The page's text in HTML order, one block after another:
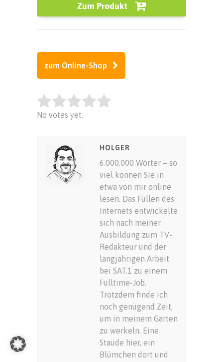
Zum Produkt
zum Online-Shop
Rate this item:
SUBMIT RATING
No votes yet.
HOLGER
6.000.000 Wörter – so
viel können Sie in
etwa von mir online
lesen. Das Füllen des
Internets entwickelte
sich nach meiner
Ausbildung zum TV-
Redakteur und der
langjährigen Arbeit
bei SAT.1 zu einem
Fulltime-Job.
Trotzdem finde ich
noch genügend Zeit,
um in meinem Garten
zu werkeln. Eine
Staude hier, ein
Blümchen dort und